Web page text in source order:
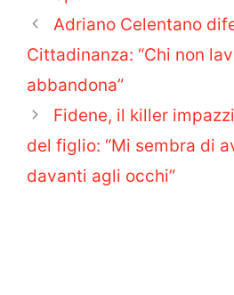
Adriano Celentano
Cittadinanza: “Chi non
abbandona”
Fidene, il killer
del figlio: “Mi sembra di
davanti agli occhi”